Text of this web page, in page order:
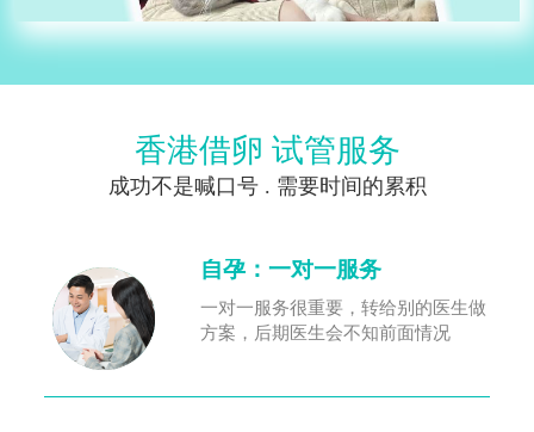
香港借卵 试管服务
成功不是喊口号 . 需要时间的累积
自孕：一对一服务
一对一服务很重要，转给别的医生做
方案，后期医生会不知前面情况